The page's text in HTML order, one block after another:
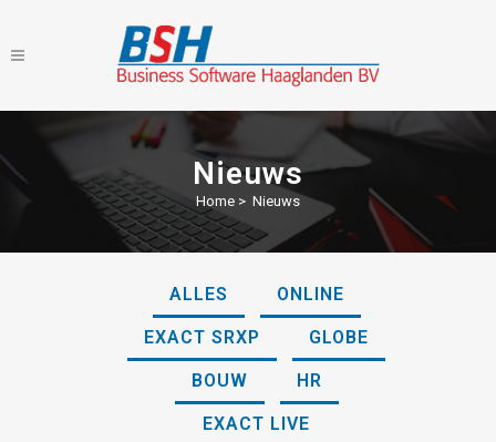
Nieuws
Home > Nieuws
ALLES ONLINE
EXACT SRXP GLOBE
BOUW HR
EXACT LIVE